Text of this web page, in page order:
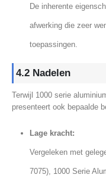
De inherente
afwerking die zeer
toepassingen.
4.2 Nadelen
Terwijl 1000 serie
presenteert ook bepaalde
Lage kracht:
Vergeleken met
7075), 1000 Serie